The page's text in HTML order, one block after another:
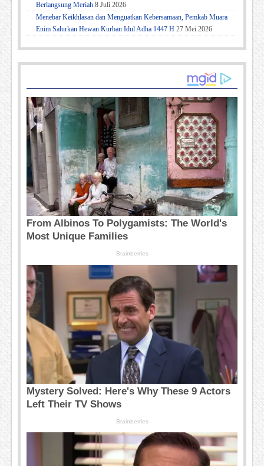
Berlangsung Meriah 8 Juli 2026
Menebar Keikhlasan dan Menguatkan Kebersamaan, Pemkab Muara
Enim Salurkan Hewan Kurban Idul Adha 1447 H 27 Mei 2026